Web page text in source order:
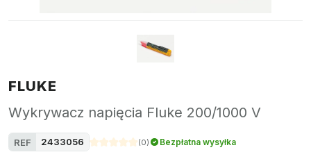
FLUKE
Wykrywacz napięcia Fluke 200/1000 V
REF 2433056 (0) Bezpłatna wysyłka